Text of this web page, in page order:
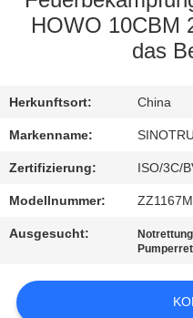
MIT
UNS
BITTE
UM
ANGEBOT
HOWO 10CBM
das
Herkunftsort: China
Markenname:
Zertifizierung: ISO/3C/
Modellnummer:
Ausgesucht: